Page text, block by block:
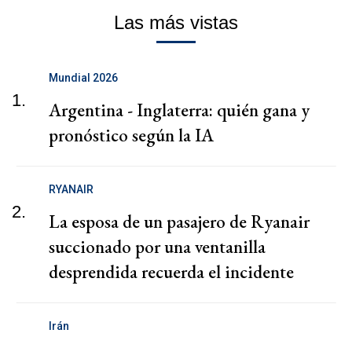
Las más vistas
1.
Mundial 2026
Argentina - Inglaterra: quién gana y
pronóstico según la IA
2.
RYANAIR
La esposa de un pasajero de Ryanair
succionado por una ventanilla
desprendida recuerda el incidente
Irán